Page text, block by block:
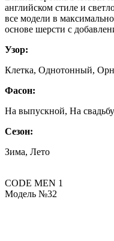
английском стиле и
все модели в
основе шерсти с
Узор:
Клетка, Однотонный,
Фасон:
На выпускной, На свадьбу
Сезон:
Зима, Лето
CODE MEN 1
Модель №32